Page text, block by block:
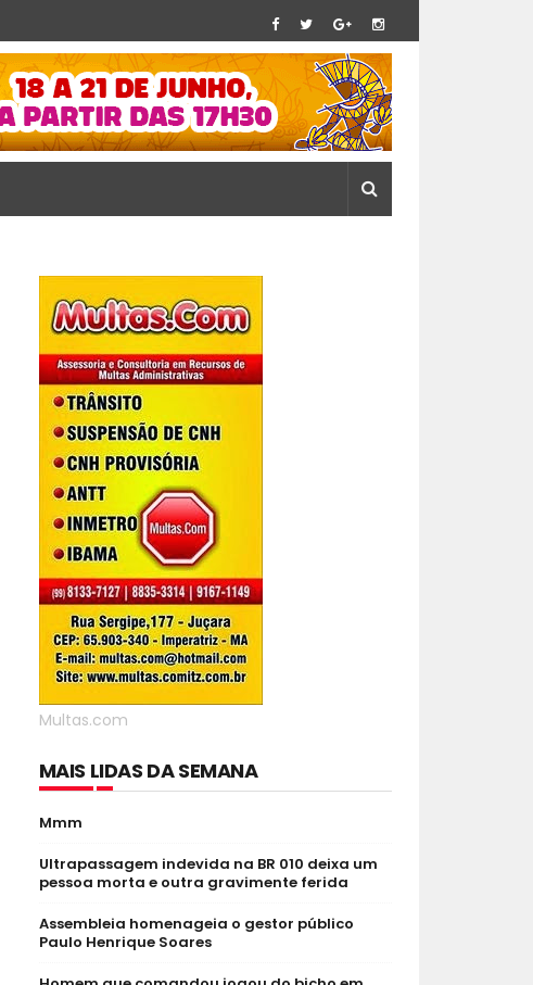
Multas.com
MAIS LIDAS DA SEMANA
Mmm
Ultrapassagem indevida na BR 010 deixa um
pessoa morta e outra gravimente ferida
Assembleia homenageia o gestor público
Paulo Henrique Soares